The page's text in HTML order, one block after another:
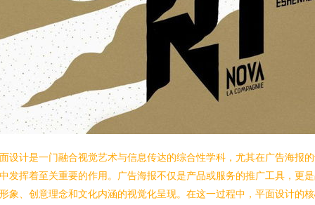
设计是一门融合视觉艺术与信息传达的综合性学科，尤其在广告海报
发挥着至关重要的作用。广告海报不仅是产品或服务的推广工具，更
象、创意理念和文化内涵的视觉化呈现。在这一过程中，平面设计的